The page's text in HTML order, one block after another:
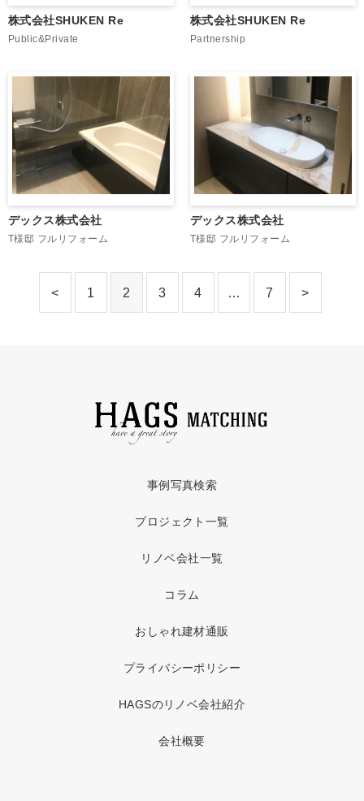
株式会社SHUKEN Re
Public&Private
株式会社SHUKEN Re
Partnership
デックス株式会社
T様邸 フルリフォーム
デックス株式会社
T様邸 フルリフォーム
< 1 2 3 4 … 7 >
事例写真検索
プロジェクト一覧
リノベ会社一覧
コラム
おしゃれ建材通販
プライバシーポリシー
HAGSのリノベ会社紹介
会社概要